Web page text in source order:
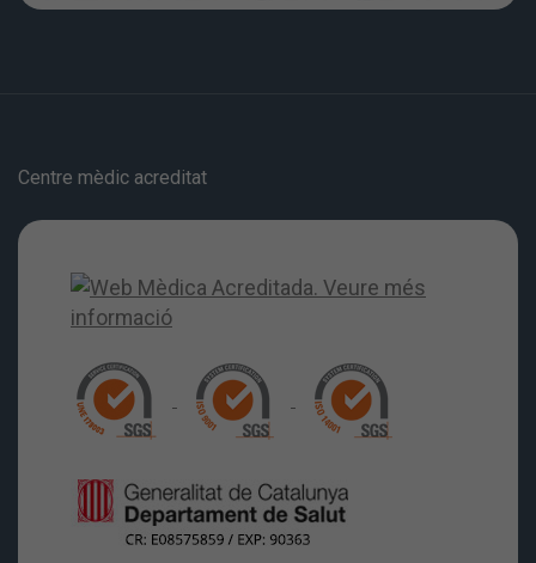
Centre mèdic acreditat